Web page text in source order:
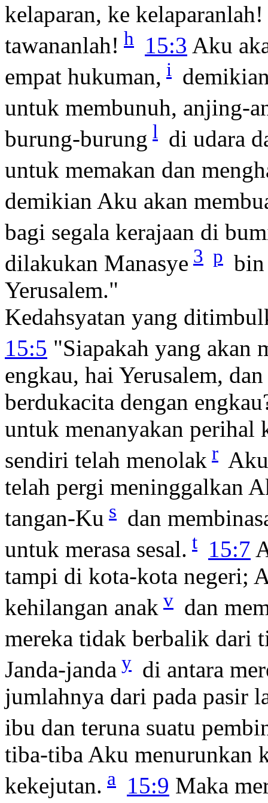
kelaparan, ke kelaparanlah!
tawananlah! h 15:3 Aku
empat hukuman, i
untuk membunuh, anjing-
burung-burung l
di udara
untuk memakan dan
demikian Aku akan
bagi segala kerajaan di
dilakukan Manasye 3 p
Yerusalem."
Kedahsyatan yang
15:5 "Siapakah yang akan
engkau, hai Yerusalem,
berdukacita dengan
untuk menanyakan perihal
sendiri telah menolak r
telah pergi meninggalkan
tangan-Ku s dan
untuk merasa sesal. t 15:7
tampi di kota-kota negeri;
kehilangan anak v dan
mereka tidak berbalik dari
Janda-janda y di antara
jumlahnya dari pada pasir
ibu dan teruna suatu
tiba-tiba Aku menurunkan
kekejutan. a 15:9 Maka